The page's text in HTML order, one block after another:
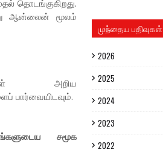
தொடங்குகிறது.
ஆன்லைன் மூலம்
அறிய
சமூக
முந்தைய பதிவுகள்
2026
2025
2024
2023
2022